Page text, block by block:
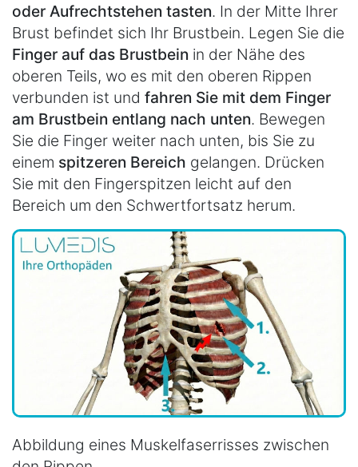
oder Aufrechtstehen tasten. In der Mitte Ihrer
Brust befindet sich Ihr Brustbein. Legen Sie die
Finger auf das Brustbein in der Nähe des
oberen Teils, wo es mit den oberen Rippen
verbunden ist und fahren Sie mit dem Finger
am Brustbein entlang nach unten. Bewegen
Sie die Finger weiter nach unten, bis Sie zu
einem spitzeren Bereich gelangen. Drücken
Sie mit den Fingerspitzen leicht auf den
Bereich um den Schwertfortsatz herum.
Abbildung eines Muskelfaserrisses zwischen